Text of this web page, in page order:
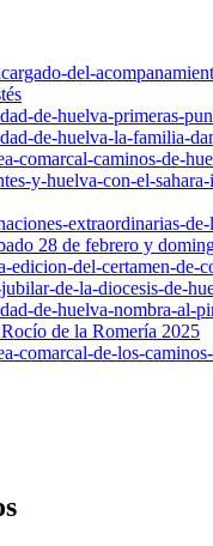
del-
de-huelva-primeras-
de-huelva-la-familia-
comarcal-caminos-de-
y-huelva-con-el-
extraordinarias-
28 de febrero y
edicion-del-certamen-de-
de-la-diocesis-de-
de-huelva-nombra-al-
de la Romería 2025
comarcal-de-los-